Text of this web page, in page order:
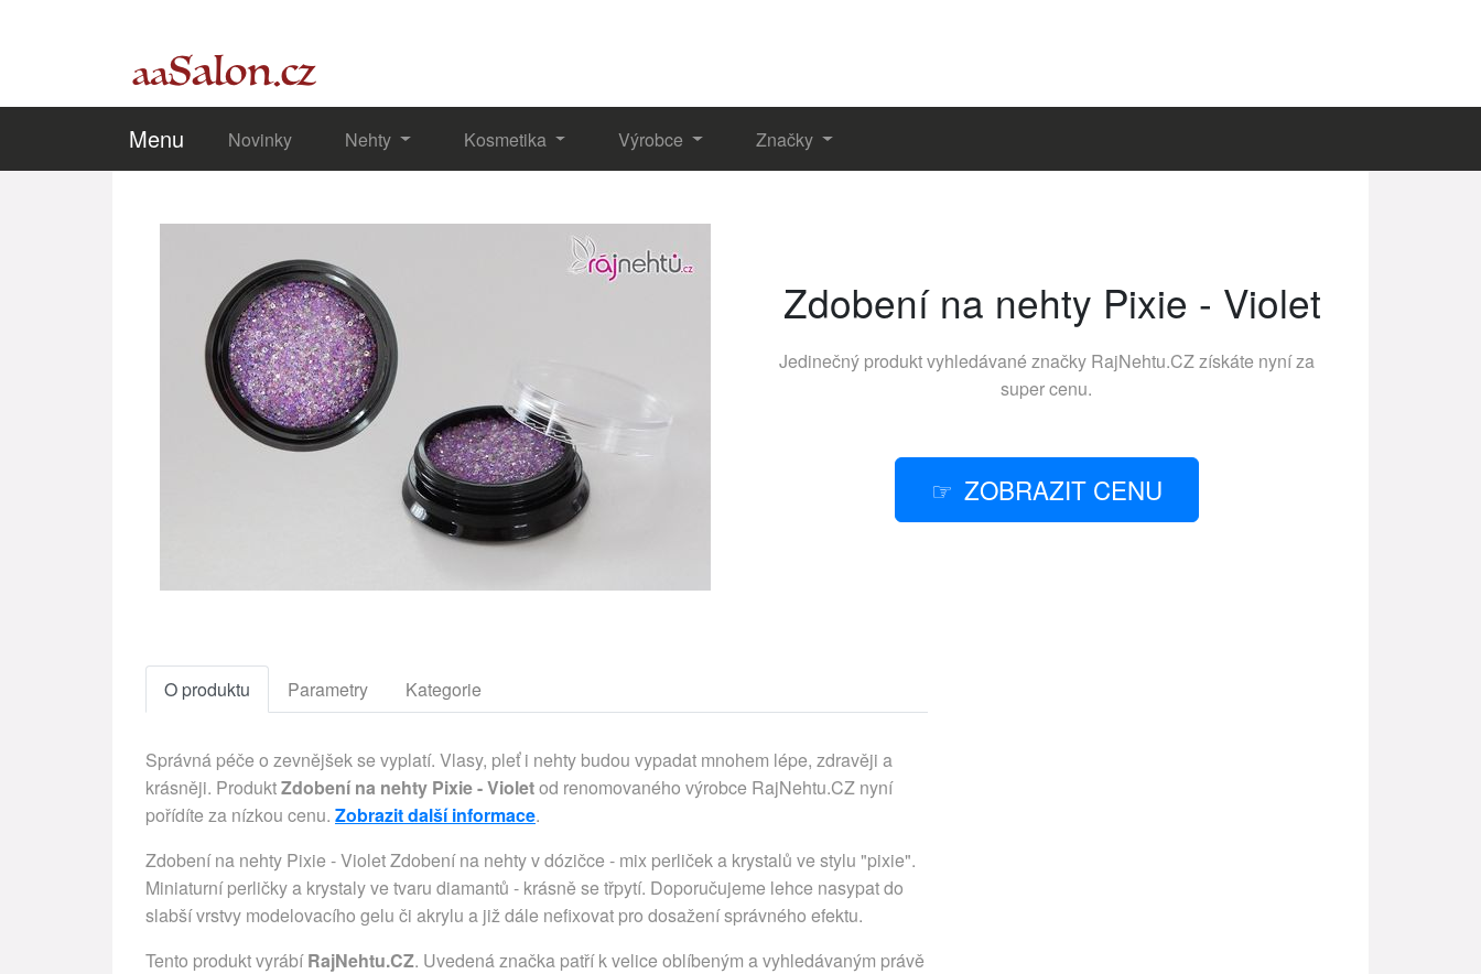
Menu Novinky Nehty Kosmetika Výrobce Značky
Zdobení na nehty Pixie - Violet
Jedinečný produkt vyhledávané značky RajNehtu.CZzískáte nyní za
super cenu.
ZOBRAZIT CENU
O produktu Parametry Kategorie
Správná péče o zevnějšek se vyplatí. Vlasy, pleť i nehty budou vypadat mnohem lépe, zdravěji a
krásněji. ProduktZdobení na nehty Pixie - Violetod renomovaného výrobce RajNehtu.CZ nyní
pořídíte za nízkou cenu. Zobrazit další informace.
Zdobení na nehty Pixie - Violet Zdobení na nehty v dózičce - mix perliček a krystalů ve stylu "pixie".
Miniaturní perličky a krystaly ve tvaru diamantů - krásně se třpytí. Doporučujeme lehce nasypat do
slabší vrstvy modelovacího gelu či akrylu a již dále nefixovat pro dosažení správného efektu.
Tento produkt vyrábíRajNehtu.CZ. Uvedená značka patří k velice oblíbeným a vyhledávaným právě